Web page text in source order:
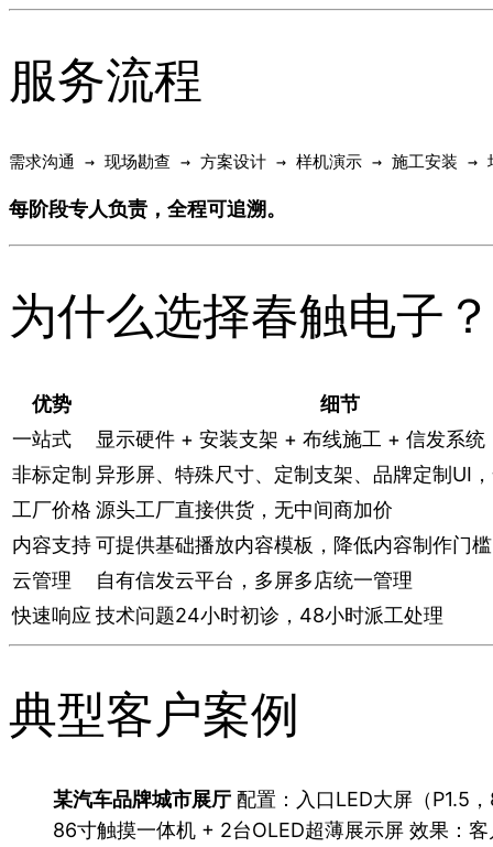
服务流程
每阶段专人负责，全程可追溯。
为什么选择春触电子？
优势
细节
一站式
显示硬件 + 安装支架 + 布线施工 + 信发系统
非标定制 异形屏、特殊尺寸、定制支架、品牌定制UI
工厂价格 源头工厂直接供货，无中间商加价
内容支持可提供基础播放内容模板，降低内容制作门槛
云管理
自有信发云平台，多屏多店统一管理
快速响应 技术问题24小时初诊，48小时派工处理
典型客户案例
某汽车品牌城市展厅 配置：入口LED大屏（P1.5
86寸触摸一体机 + 2台OLED超薄展示屏 效果：